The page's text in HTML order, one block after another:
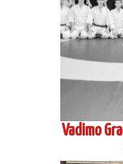
Vadimo